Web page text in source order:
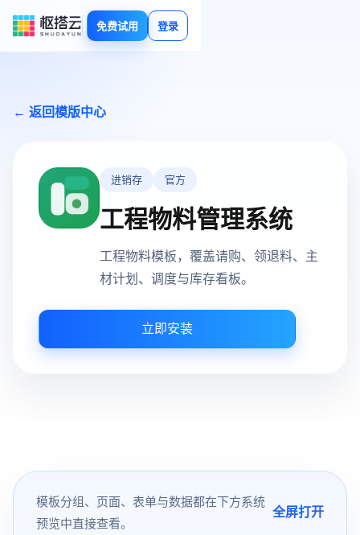
免费试用 登录
← 返回模版中心
进销存 官方
工程物料管理系统
工程物料模板，覆盖请购、领退料、主
材计划、调度与库存看板。
立即安装
模板分组、页面、表单与数据都在下方系统
预览中直接查看。
全屏打开